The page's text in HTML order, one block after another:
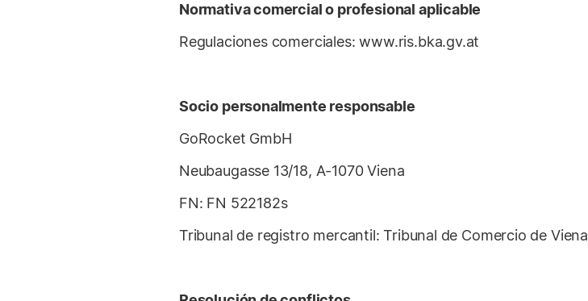
Normativa comercial o profesional aplicable
Regulaciones comerciales: www.ris.bka.gv.at
Socio personalmente responsable
GoRocket GmbH
Neubaugasse 13/18, A-1070 Viena
FN: FN 522182s
Tribunal de registro mercantil: Tribunal de Comercio de Viena